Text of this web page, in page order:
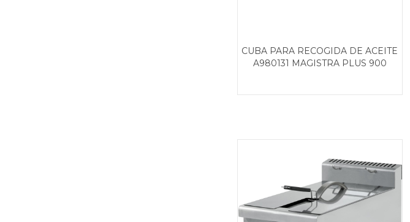
CUBA PARA RECOGIDA DE ACEITE
A980131 MAGISTRA PLUS 900